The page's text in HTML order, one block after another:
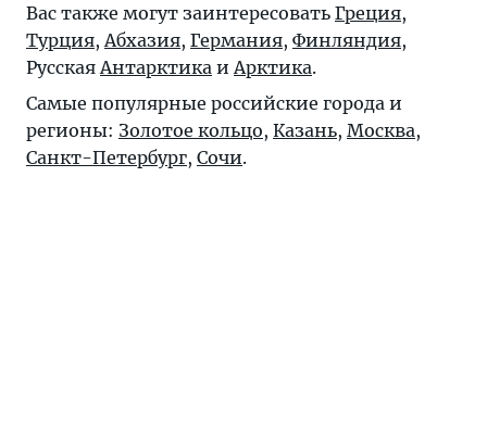
Вас также могут заинтересовать Греция,
Турция, Абхазия, Германия, Финляндия,
Русская Антарктика и Арктика.
Самые популярные российские города и
регионы: Золотое кольцо, Казань, Москва,
Санкт-Петербург, Сочи.